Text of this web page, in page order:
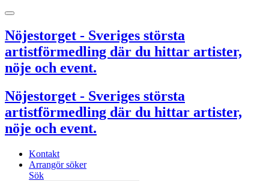
Nöjestorget - Sveriges största
artistförmedling där du hittar artister,
nöje och event.
Nöjestorget - Sveriges största
artistförmedling där du hittar artister,
nöje och event.
Kontakt
Arrangör söker
Sök